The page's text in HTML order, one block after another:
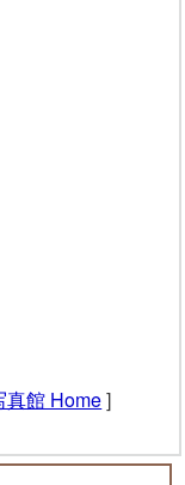
真館 Home]